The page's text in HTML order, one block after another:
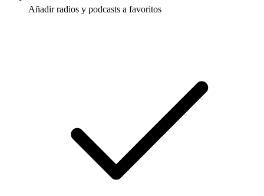
Añadir radios y podcasts a favoritos